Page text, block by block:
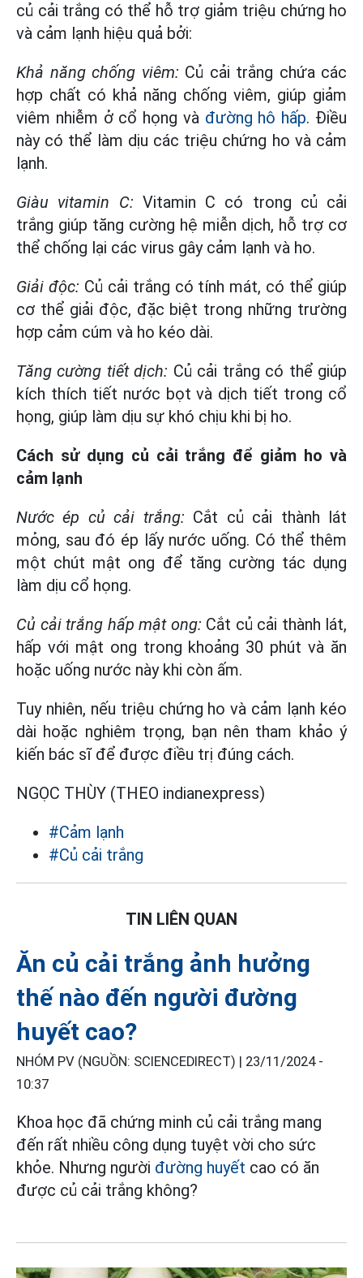
củ cải trắng có thể hỗ trợ giảm triệu chứng ho
và cảm lạnh hiệu quả bởi:
Khả năng chống viêm: Củ cải trắng chứa các
hợp chất có khả năng chống viêm, giúp giảm
viêm nhiễm ở cổ họng và đường hô hấp. Điều
này có thể làm dịu các triệu chứng ho và cảm
lạnh.
Giàu vitamin C: Vitamin C có trong củ cải
trắng giúp tăng cường hệ miễn dịch, hỗ trợ cơ
thể chống lại các virus gây cảm lạnh và ho.
Giải độc: Củ cải trắng có tính mát, có thể giúp
cơ thể giải độc, đặc biệt trong những trường
hợp cảm cúm và ho kéo dài.
Tăng cường tiết dịch: Củ cải trắng có thể giúp
kích thích tiết nước bọt và dịch tiết trong cổ
họng, giúp làm dịu sự khó chịu khi bị ho.
Cách sử dụng củ cải trắng để giảm ho và
cảm lạnh
Nước ép củ cải trắng: Cắt củ cải thành lát
mỏng, sau đó ép lấy nước uống. Có thể thêm
một chút mật ong để tăng cường tác dụng
làm dịu cổ họng.
Củ cải trắng hấp mật ong: Cắt củ cải thành lát,
hấp với mật ong trong khoảng 30 phút và ăn
hoặc uống nước này khi còn ấm.
Tuy nhiên, nếu triệu chứng ho và cảm lạnh kéo
dài hoặc nghiêm trọng, bạn nên tham khảo ý
kiến bác sĩ để được điều trị đúng cách.
NGỌC THÙY (THEO indianexpress)
#Cảm lạnh
#Củ cải trắng
TIN LIÊN QUAN
Ăn củ cải trắng ảnh hưởng
thế nào đến người đường
huyết cao?
NHÓM PV (NGUỒN: SCIENCEDIRECT) | 23/11/2024 -
10:37
Khoa học đã chứng minh củ cải trắng mang
đến rất nhiều công dụng tuyệt vời cho sức
khỏe. Nhưng người đường huyết cao có ăn
được củ cải trắng không?